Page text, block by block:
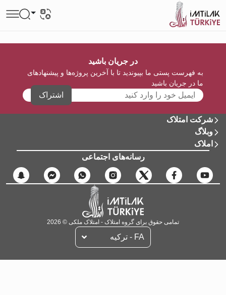
در جریان باشید
به فهرست پستی ما بپیوندید تا با آخرین پروژه‌ها و پیشنهادهای
ما در جریان باشید
اشتراک
شرکت امتلاک
وبلاگ
املاک
رسانه‌های اجتماعی
تمامی حقوق برای گروه امتلاک - امتلاک ملکی © 2026
FA - تركيه